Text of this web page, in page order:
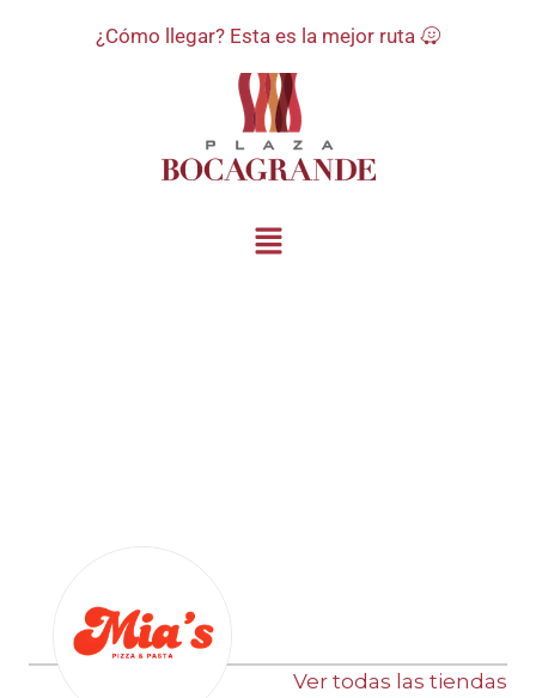
¿Cómo llegar? Esta es la mejor ruta
Ver todas las tiendas